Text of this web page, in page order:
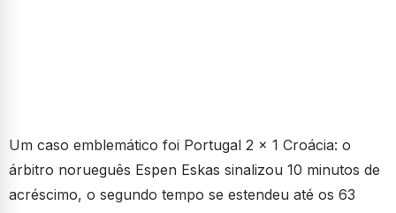
Um caso emblemático foi Portugal 2 x 1 Croácia: o
árbitro norueguês Espen Eskas sinalizou 10 minutos de
acréscimo, o segundo tempo se estendeu até os 63